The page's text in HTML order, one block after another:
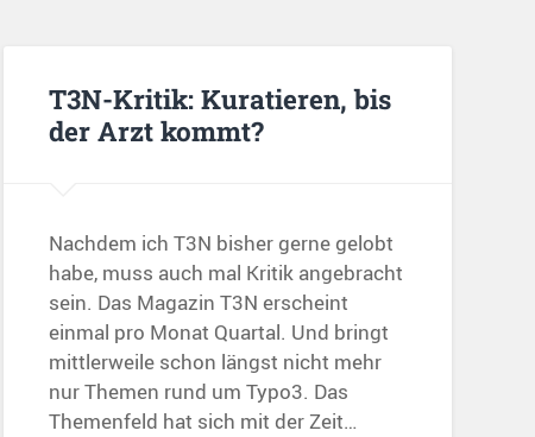
T3N-Kritik: Kuratieren, bis
der Arzt kommt?
Nachdem ich T3N bisher gerne gelobt
habe, muss auch mal Kritik angebracht
sein. Das Magazin T3N erscheint
einmal pro Monat Quartal. Und bringt
mittlerweile schon längst nicht mehr
nur Themen rund um Typo3. Das
Themenfeld hat sich mit der Zeit…